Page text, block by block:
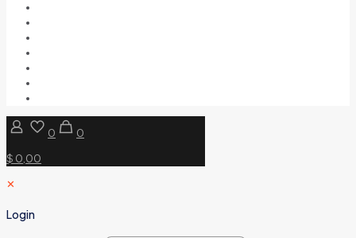
0
0
$ 0,00
✕
Login